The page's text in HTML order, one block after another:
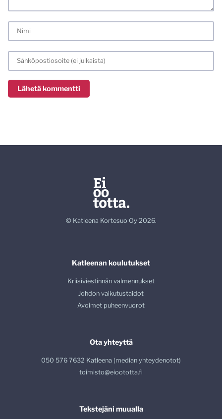
© Katleena Kortesuo Oy 2026.
Katleenan koulutukset
Kriisiviestinnän valmennukset
Johdon vaikutustaidot
Avoimet puheenvuorot
Ota yhteyttä
050 576 7632 Katleena (median yhteydenotot)
toimisto@eioototta.fi
Tekstejäni muualla